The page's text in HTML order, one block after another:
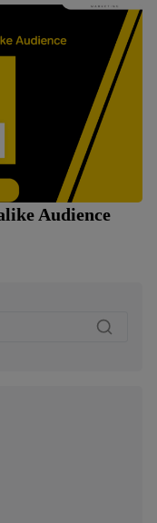
Audience